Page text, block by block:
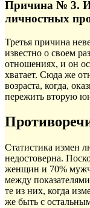
Причина № 3.
личностных
Третья причина
известно о своем
отношениях, и он
хватает. Сюда же
возраста, когда,
пережить вторую
Статистика измен
недостоверна.
женщин и 70%
между
те из них, когда
же быть с